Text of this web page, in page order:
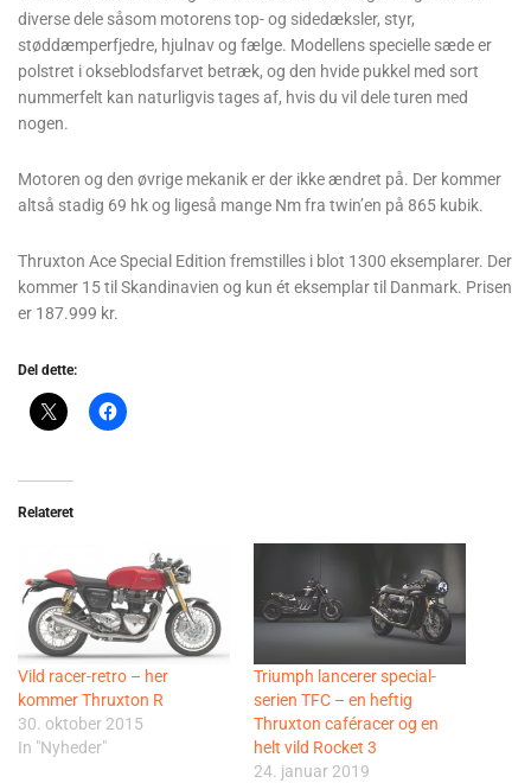
diverse dele såsom motorens top- og sidedæksler, styr,
støddæmperfjedre, hjulnav og fælge. Modellens specielle sæde er
polstret i okseblodsfarvet betræk, og den hvide pukkel med sort
nummerfelt kan naturligvis tages af, hvis du vil dele turen med
nogen.
Motoren og den øvrige mekanik er der ikke ændret på. Der kommer
altså stadig 69 hk og ligeså mange Nm fra twin’en på 865 kubik.
Thruxton Ace Special Edition fremstilles i blot 1300 eksemplarer. Der
kommer 15 til Skandinavien og kun ét eksemplar til Danmark. Prisen
er 187.999 kr.
Del dette:
Relateret
Vild racer-retro – her
kommer Thruxton R
30. oktober 2015
In "Nyheder"
Triumph lancerer special-
serien TFC – en heftig
Thruxton caféracer og en
helt vild Rocket 3
24. januar 2019